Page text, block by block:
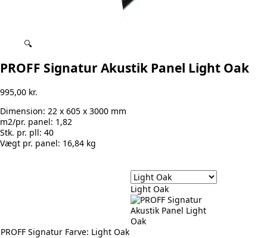
🔍
PROFF Signatur Akustik Panel Light Oak
995,00 kr.
Dimension: 22 x 605 x 3000 mm
m2/pr. panel: 1,82
Stk. pr. pll: 40
Vægt pr. panel: 16,84 kg
PROFF Signatur Farve: Light Oak
Light Oak